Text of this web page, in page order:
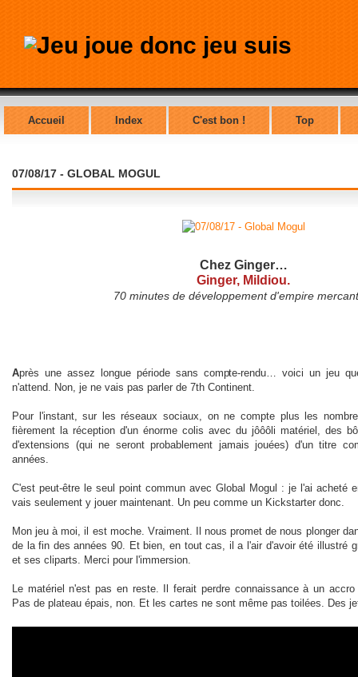
Accueil Index C'est bon ! Top
07/08/17 - GLOBAL MOGUL
Chez Ginger…
Ginger, Mildiou.
70 minutes de développement d'empire
Après une assez longue période sans compte-rendu… voici un jeu
n'attend. Non, je ne vais pas parler de 7th Continent.
Pour l'instant, sur les réseaux sociaux, on ne compte plus les
fièrement la réception d'un énorme colis avec du jôôôli matériel, des
d'extensions (qui ne seront probablement jamais jouées) d'un titre
années.
C'est peut-être le seul point commun avec Global Mogul : je l'ai acheté
vais seulement y jouer maintenant. Un peu comme un Kickstarter donc.
Mon jeu à moi, il est moche. Vraiment. Il nous promet de nous plonger
de la fin des années 90. Et bien, en tout cas, il a l'air d'avoir été illustré
et ses cliparts. Merci pour l'immersion.
Le matériel n'est pas en reste. Il ferait perdre connaissance à un
Pas de plateau épais, non. Et les cartes ne sont même pas toilées. Des